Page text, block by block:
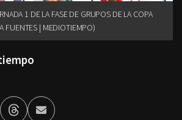
1 DE LA FASE DE GRUPOS DE LA COPA
FUENTES | MEDIOTIEMPO)
ThreadsEnviar